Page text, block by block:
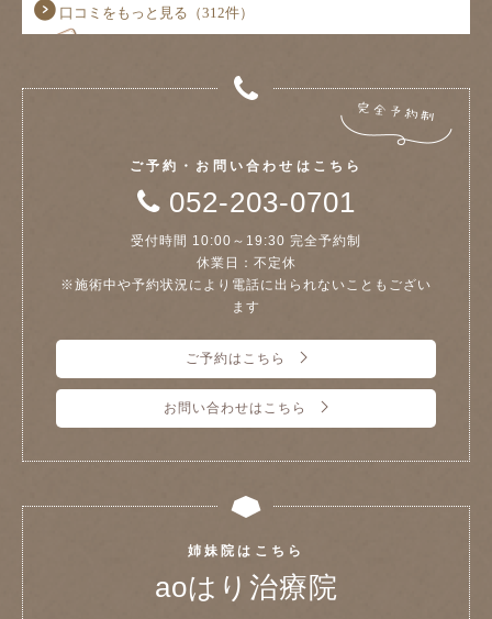
ご予約・お問い合わせはこちら
052-203-0701
受付時間 10:00～19:30 完全予約制
休業日：不定休
※施術中や予約状況により電話に出られないこともござい
ます
ご予約はこちら
お問い合わせはこちら
姉妹院はこちら
aoはり治療院